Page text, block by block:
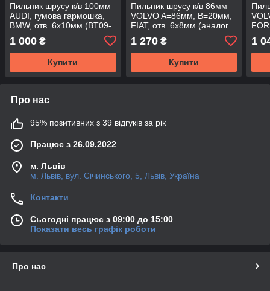
Пильник шрусу к/в 100мм
AUDI, гумова гармошка,
BMW, отв. 6x10мм (BT09-
1 000 ₴
Купити
Пильник шрусу к/в 86мм
VOLVO A=86мм, B=20мм,
FIAT, отв. 6x8мм (аналог
BTC515), BTC005 (DSP)
1 270₴
Купити
1
Про нас
95% позитивних з 39 відгуків за рік
Працює з 26.09.2022
м. Львів
м. Львів, вул. Січинського, 5, Львів, Україна
Контакти
Сьогодні працює з 09:00 до 15:00
Показати весь графік роботи
Про нас